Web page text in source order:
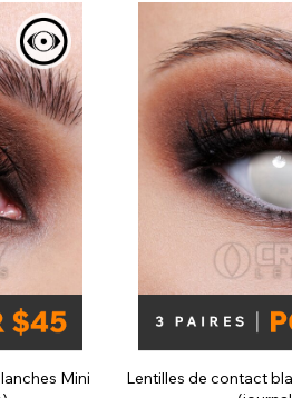
Mini
Lentilles de contact